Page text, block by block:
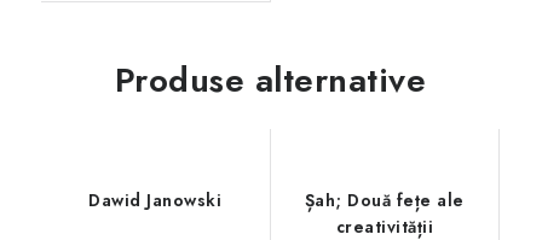
Produse alternative
Dawid Janowski
Șah; Două fețe ale
creativității